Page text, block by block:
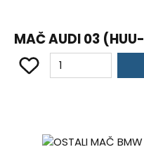
MAČ AUDI 03